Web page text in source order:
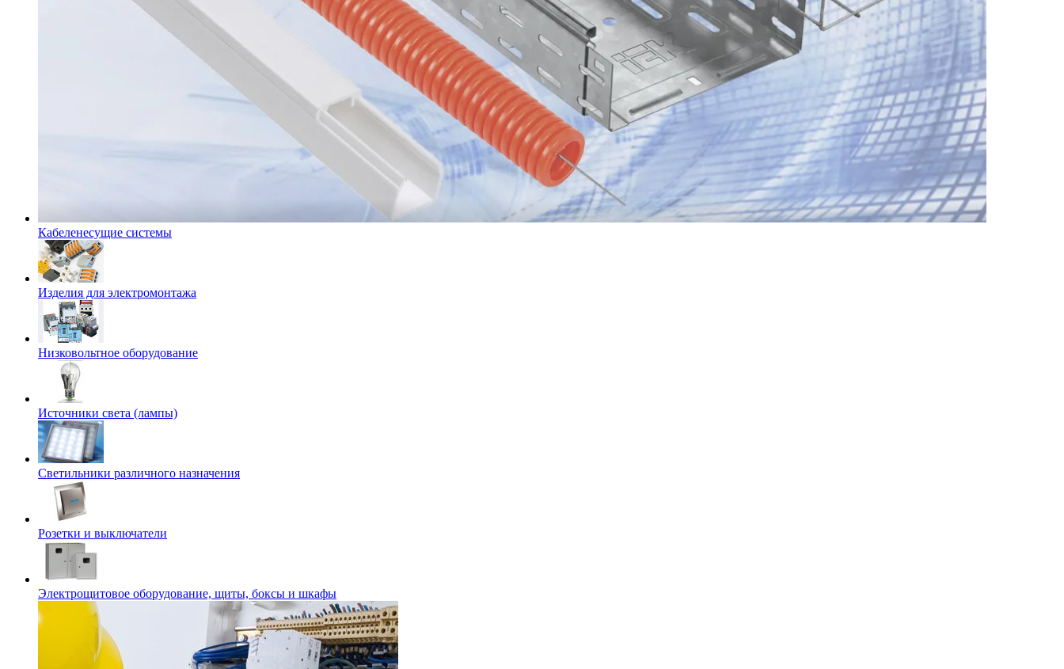
Кабеленесущие системы
Изделия для электромонтажа
Низковольтное оборудование
Источники света (лампы)
Светильники различного назначения
Розетки и выключатели
Электрощитовое оборудование, щиты, боксы и шкафы